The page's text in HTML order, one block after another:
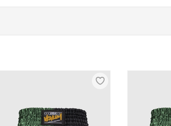
являются мягкими на ощупь и
коллекции для спорта